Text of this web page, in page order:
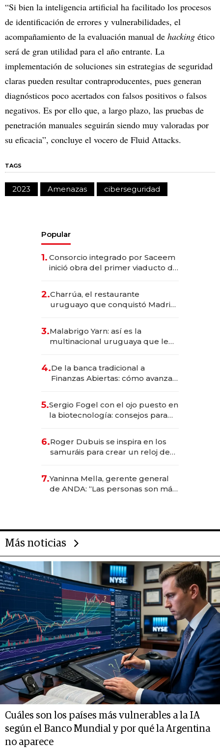
“Si bien la inteligencia artificial ha facilitado los procesos
de identificación de errores y vulnerabilidades, el
acompañamiento de la evaluación manual de hacking ético
será de gran utilidad para el año entrante. La
implementación de soluciones sin estrategias de seguridad
claras pueden resultar contraproducentes, pues generan
diagnósticos poco acertados con falsos positivos o falsos
negativos. Es por ello que, a largo plazo, las pruebas de
penetración manuales seguirán siendo muy valoradas por
su eficacia”, concluye el vocero de Fluid Attacks.
TAGS
2023 Amenazas ciberseguridad
Popular
1. Consorcio integrado por Saceem
inició obra del primer viaducto de
millones
2.Charrúa, el restaurante
uruguayo que conquistó Madrid:
anticipación y prepara apertura
3.Malabrigo Yarn: así es la
multinacional uruguaya que le
4.De la banca tradicional a
Finanzas Abiertas: cómo avanza
5.Sergio Fogel con el ojo puesto en
la biotecnología: consejos para
6.Roger Dubuis se inspira en los
samuráis para crear un reloj de
7.Yaninna Mella, gerente general
de ANDA: “Las personas son más
Más noticias
Cuáles son los países más vulnerables a la IA
según el Banco Mundial y por qué la Argentina
no aparece